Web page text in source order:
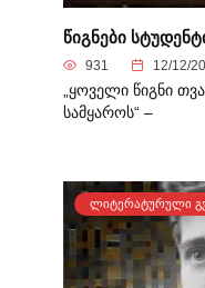
წიგნები
931 12/12/
„ყოველი წიგნი
სამყაროს“ –
ᲚᲘᲢᲔᲠᲐᲢᲣᲠᲣᲚᲘ